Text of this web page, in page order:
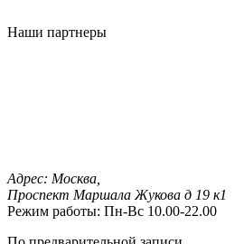
Наши партнеры
Адрес: Москва,
Проспект Маршала Жукова д 19 к1
Режим работы: Пн-Вс 10.00-22.00